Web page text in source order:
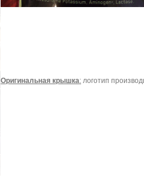
Оригинальная крышка: логотип